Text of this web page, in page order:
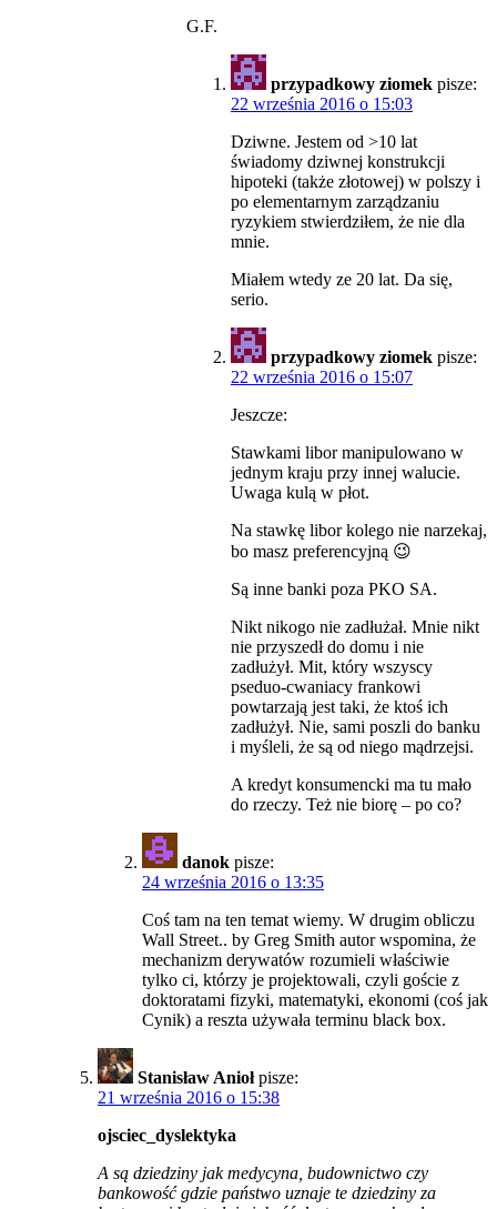
G.F.
przypadkowy ziomek pisze:
22 września 2016 o 15:03
Dziwne. Jestem od >10 lat
świadomy dziwnej konstrukcji
hipoteki (także złotowej) w polszy i
po elementarnym zarządzaniu
ryzykiem stwierdziłem, że nie dla
mnie.
Miałem wtedy ze 20 lat. Da się,
serio.
przypadkowy ziomek pisze:
22 września 2016 o 15:07
Jeszcze:
Stawkami libor manipulowano w
jednym kraju przy innej walucie.
Uwaga kulą w płot.
Na stawkę libor kolego nie narzekaj,
bo masz preferencyjną 😉
Są inne banki poza PKO SA.
Nikt nikogo nie zadłużał. Mnie nikt
nie przyszedł do domu i nie
zadłużył. Mit, który wszyscy
pseduo-cwaniacy frankowi
powtarzają jest taki, że ktoś ich
zadłużył. Nie, sami poszli do banku
i myśleli, że są od niego mądrzejsi.
A kredyt konsumencki ma tu mało
do rzeczy. Też nie biorę – po co?
danok pisze:
24 września 2016 o 13:35
Coś tam na ten temat wiemy. W drugim obliczu
Wall Street.. by Greg Smith autor wspomina, że
mechanizm derywatów rozumieli właściwie
tylko ci, którzy je projektowali, czyli goście z
doktoratami fizyki, matematyki, ekonomi (coś jak
Cynik) a reszta używała terminu black box.
Stanisław Anioł pisze:
21 września 2016 o 15:38
ojsciec_dyslektyka
A są dziedziny jak medycyna, budownictwo czy
bankowość gdzie państwo uznaje te dziedziny za